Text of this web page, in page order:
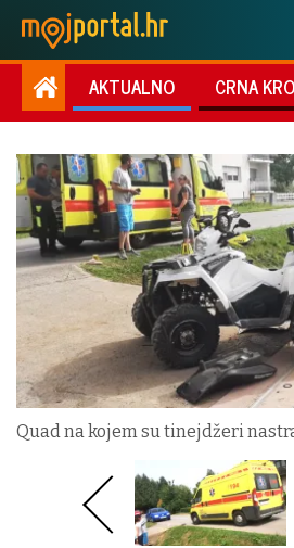
AKTUALNO CRNA
Quad na kojem su tinejdžeri